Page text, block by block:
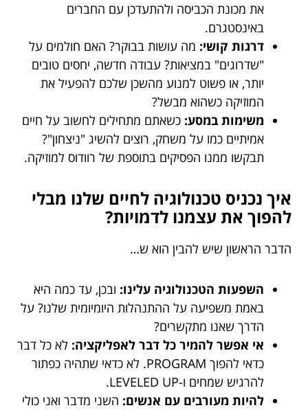
את מכונת הכביסה ולהתעדכן עם החברים
באינסטגרם.
דרגות קושי: מה עושות בבוקר? האם חולמים על
"שדרוגים" במציאות? עבודה חדשה, יחסים טובים
יותר, או פשוט למנוע מהשכן שלכם להפעיל את
המוזיקה כשהוא מבשל?
משימות במסע: כשאתם מתחילים לחשוב על חיים
אמיתיים כמו על משחק, רוצים להשיג "ניצחון"?
תבקשו ממנו הפסיקים בתוספת של רוודוס למוזיקה.
איך נכניס טכנולוגיה לחיים שלנו מבלי
להפוך את עצמנו לדמויות?
הדבר הראשון שיש להבין הוא ש…
השפעות הטכנולוגיה עלינו: ובכן, עד כמה היא
באמת משפיעה על ההתנהלות היומיומית שלנו? על
הדרך שאנו מתקשרים?
אי אפשר להמיר כל דבר לאפליקציה: לא כל דבר
כדאי להפוך PROGRAM. לא כדאי שתהיה כפתור
להרגיש שמחים ו-LEVELED UP.
להיות מעורבים עם אנשים: השני מדבר ואני כולי